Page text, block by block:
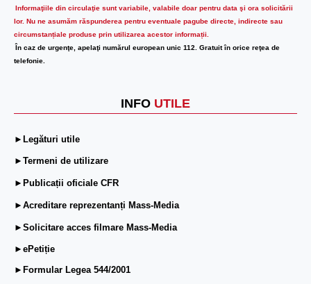
Informaţiile din circulaţie sunt variabile, valabile doar pentru data şi ora solicitării
lor. Nu ne asumăm răspunderea pentru eventuale pagube directe, indirecte sau
circumstanțiale produse prin utilizarea acestor informații.
În caz de urgenţe, apelaţi numărul european unic 112. Gratuit în orice reţea de
telefonie.
INFO UTILE
►Legături utile
►Termeni de utilizare
►Publicații oficiale CFR
►Acreditare reprezentanți Mass-Media
►Solicitare acces filmare Mass-Media
►ePetiție
►Formular Legea 544/2001